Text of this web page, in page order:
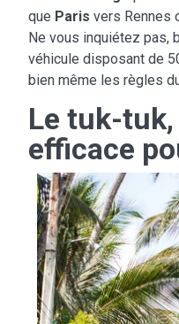
que Paris vers Rennes
Ne vous inquiétez pas,
véhicule disposant de
bien même les règles
Le tuk-
efficace